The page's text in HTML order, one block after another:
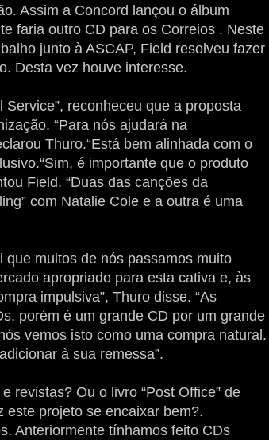
Assim a Concord lançou o álbum
faria outro CD para os Correios . Neste
junto à ASCAP, Field resolveu fazer
Desta vez houve interesse.
reconheceu que a proposta
“Para nós ajudará na
Thuro.“Está bem alinhada com o
é importante que o produto
Field. “Duas das canções da
com Natalie Cole e a outra é uma
muitos de nós passamos muito
apropriado para esta cativa e, às
impulsiva”, Thuro disse. “As
porém é um grande CD por um grande
vemos isto como uma compra natural.
à sua remessa”.
revistas? Ou o livro “Post Office” de
este projeto se encaixar bem?.
Anteriormente tínhamos feito CDs